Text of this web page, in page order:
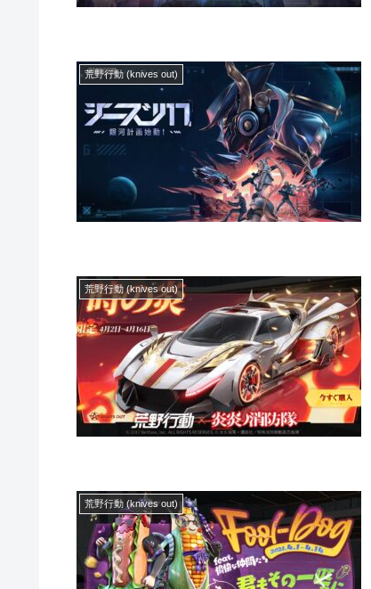
荒野行動 (knives out)
荒野行動 (knives out)
荒野行動 (knives out)